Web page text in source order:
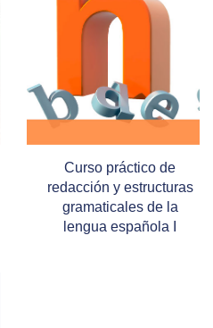
Curso práctico de
redacción y estructuras
gramaticales de la
lengua española I